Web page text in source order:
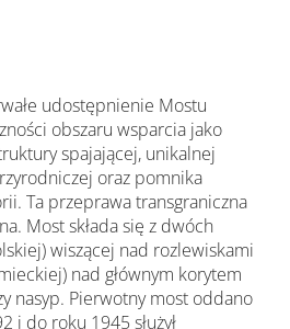
udostępnienie Mostu
obszaru wsparcia jako
spajającej, unikalnej
oraz pomnika
Ta przeprawa transgraniczna
Most składa się z dwóch
wiszącej nad rozlewiskami
nad głównym korytem
nasyp. Pierwotny most oddano
i do roku 1945 służył